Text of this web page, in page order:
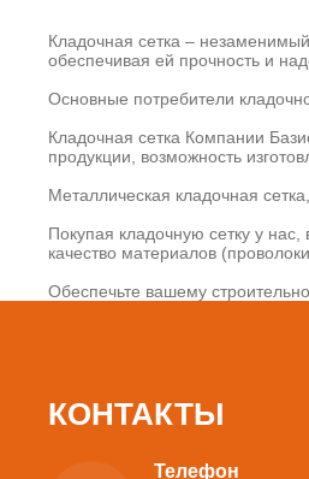
Кладочная сетка –
обеспечивая ей прочность и
Основные потребители
Кладочная сетка Компании
продукции, возможность
Металлическая кладочная
Покупая кладочную сетку у
качество материалов
Обеспечьте вашему
КОНТАКТЫ
Телефон